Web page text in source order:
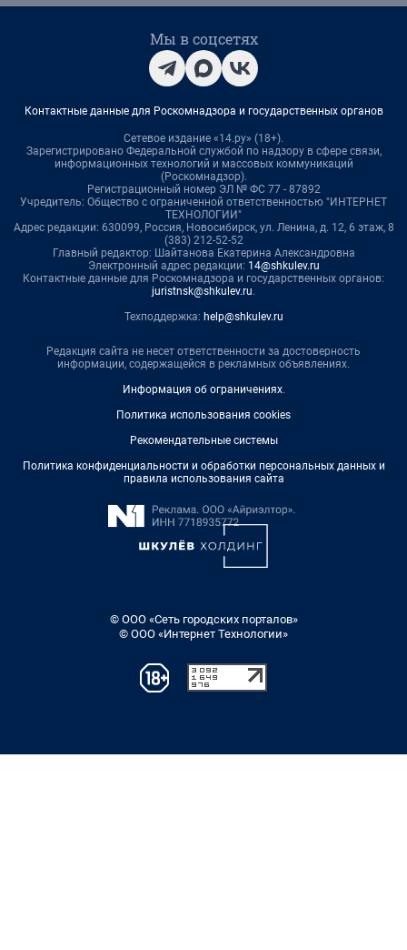
Мы в соцсетях
Контактные данные для Роскомнадзора и государственных органов
Сетевое издание «14.ру» (18+).
Зарегистрировано Федеральной службой по надзору в сфере связи,
информационных технологий и массовых коммуникаций
(Роскомнадзор).
Регистрационный номер ЭЛ № ФС 77 - 87892
Учредитель: Общество с ограниченной ответственностью "ИНТЕРНЕТ
ТЕХНОЛОГИИ"
Адрес редакции: 630099, Россия, Новосибирск, ул. Ленина, д. 12, 6 этаж, 8
(383) 212-52-52
Главный редактор: Шайтанова Екатерина Александровна
Электронный адрес редакции: 14@shkulev.ru
Контактные данные для Роскомнадзора и государственных органов:
juristnsk@shkulev.ru.
Техподдержка: help@shkulev.ru
Редакция сайта не несет ответственности за достоверность
информации, содержащейся в рекламных объявлениях.
Информация об ограничениях.
Политика использования cookies
Рекомендательные системы
Политика конфиденциальности и обработки персональных данных и
правила использования сайта
© ООО «Сеть городских порталов»
© ООО «Интернет Технологии»